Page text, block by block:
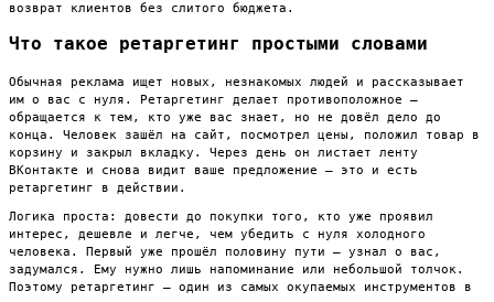
возврат клиентов без слитого бюджета.
Что такое ретаргетинг простыми словами
Обычная реклама ищет новых, незнакомых людей и рассказывает
им о вас с нуля. Ретаргетинг делает противоположное —
обращается к тем, кто уже вас знает, но не довёл дело до
конца. Человек зашёл на сайт, посмотрел цены, положил товар в
корзину и закрыл вкладку. Через день он листает ленту
ВКонтакте и снова видит ваше предложение — это и есть
ретаргетинг в действии.
Логика проста: довести до покупки того, кто уже проявил
интерес, дешевле и легче, чем убедить с нуля холодного
человека. Первый уже прошёл половину пути — узнал о вас,
задумался. Ему нужно лишь напоминание или небольшой толчок.
Поэтому ретаргетинг — один из самых окупаемых инструментов в